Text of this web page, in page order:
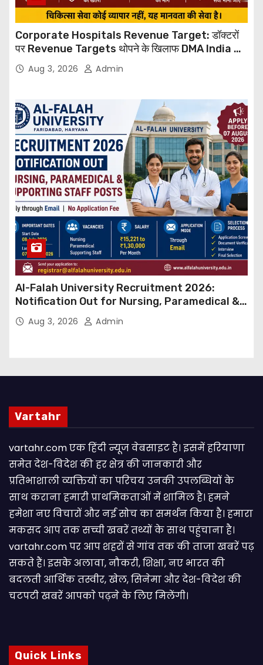
Corporate Hospitals Revenue Target: डॉक्टरों
पर Revenue Targets थोपने के खिलाफ DMA India का
बड़ा कदम, NHRC से Suo Motu जांच की मांग
Aug 3, 2026 Admin
Al-Falah University Recruitment 2026:
Notification Out for Nursing, Paramedical &
Supporting Staff Posts, Apply Through Email
Aug 3, 2026 Admin
Vartahr
vartahr.com एक हिंदी न्यूज वेबसाइट है। इसमें हरियाणा
समेत देश-विदेश की हर क्षेत्र की जानकारी और
प्रतिभाशाली व्यक्तियों का परिचय उनकी उपलब्धियों के
साथ कराना हमारी प्राथमिकताओं में शामिल है। हमने
हमेशा नए विचारों और नई सोच का समर्थन किया है। हमारा
मकसद आप तक सच्ची खबरें तथ्यों के साथ पहुंचाना है।
vartahr.com पर आप शहरों से गांव तक की ताजा खबरें पढ़
सकते हैं। इसके अलावा, नौकरी, शिक्षा, नए भारत की
बदलती आर्थिक तस्वीर, खेल, सिनेमा और देश-विदेश की
चटपटी खबरें आपकाे पढ़ने के लिए मिलेंगी।
Quick Links